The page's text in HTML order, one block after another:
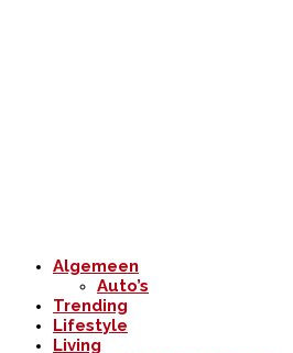
Algemeen
Auto’s
Trending
Lifestyle
Living